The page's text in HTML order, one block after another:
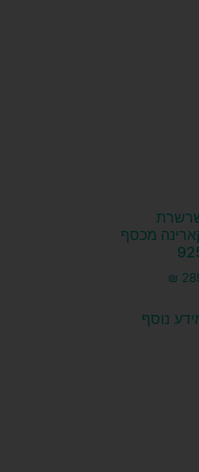
מכסף
₪
נוסף